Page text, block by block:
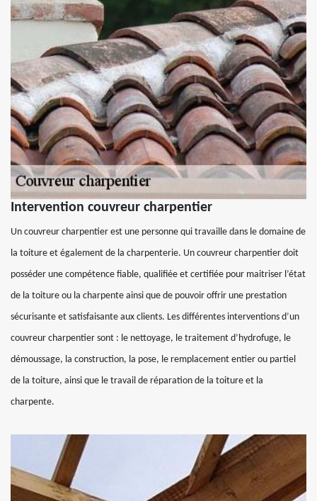
Intervention couvreur charpentier
Un couvreur charpentier est une personne qui travaille dans le domaine de
la toiture et également de la charpenterie. Un couvreur charpentier doit
posséder une compétence fiable, qualifiée et certifiée pour maitriser l’état
de la toiture ou la charpente ainsi que de pouvoir offrir une prestation
sécurisante et satisfaisante aux clients. Les différentes interventions d’un
couvreur charpentier sont : le nettoyage, le traitement d’hydrofuge, le
démoussage, la construction, la pose, le remplacement entier ou partiel
de la toiture, ainsi que le travail de réparation de la toiture et la
charpente.